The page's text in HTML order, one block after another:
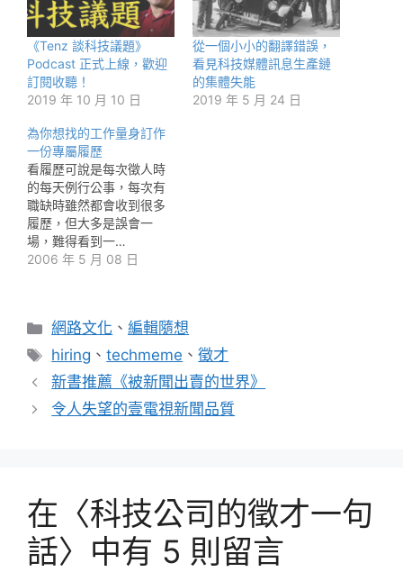
《Tenz 談科技議題》
Podcast 正式上線，歡迎
訂閱收聽！
2019 年 10 月 10 日
從一個小小的翻譯錯誤，
看見科技媒體訊息生產鏈
的集體失能
2019 年 5 月 24 日
為你想找的工作量身訂作
一份專屬履歷
看履歷可說是每次徵人時
的每天例行公事，每次有
職缺時雖然都會收到很多
履歷，但大多是誤會一
場，難得看到一…
2006 年 5 月 08 日
分
類
網路文化 、編輯隨想
標
籤
hiring 、techmeme 、徵才
新書推薦《被新聞出賣的世界》
令人失望的壹電視新聞品質
在〈科技公司的徵才一句
話〉中有 5 則留言